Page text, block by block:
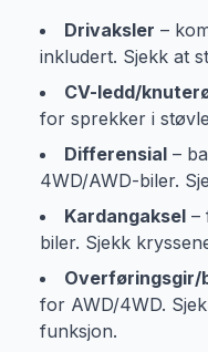
Drivaksler –
inkludert. Sjekk at
CV-ledd/
for sprekker i
Differensial –
4WD/AWD-biler.
Kardangaksel –
biler. Sjekk
Overføringsgir/
for AWD/4WD.
funksjon.